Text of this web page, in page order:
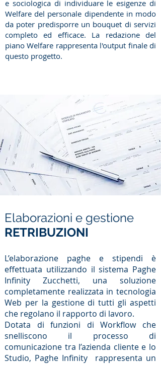
e sociologica di individuare le esigenze di
Welfare del personale dipendente in modo
da poter predisporre un bouquet di servizi
completo ed efficace. La redazione del
piano Welfare rappresenta l'output finale di
questo progetto.
Elaborazioni e gestione
RETRIBUZIONI
L’elaborazione paghe e stipendi è
effettuata utilizzando il sistema Paghe
Infinity Zucchetti, una soluzione
completamente realizzata in tecnologia
Web per la gestione di tutti gli aspetti
che regolano il rapporto di lavoro.
Dotata di funzioni di Workflow che
snelliscono il processo di
comunicazione tra l’azienda cliente e lo
Studio, Paghe Infinity rappresenta un